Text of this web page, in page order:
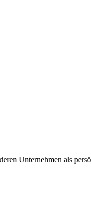
Unternehmen als